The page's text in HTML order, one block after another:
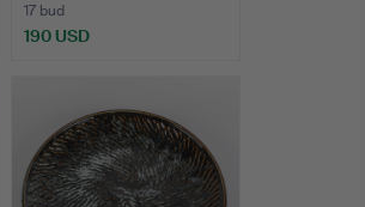
17 bud
190 USD